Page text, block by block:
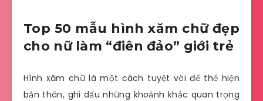
Top 50 mẫu hình xăm chữ đẹp
cho nữ làm “điên đảo” giới trẻ
Hình xăm chữ là một cách tuyệt vời để thể hiện
bản thân, ghi dấu những khoảnh khắc quan trọng